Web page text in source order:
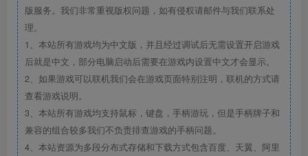
版服务。我们非常重视版权问题，如有侵权请邮件与我们联系处
理。
1、本站所有游戏均为中文版，并且经过调试后无需设置开启游戏
后就是中文，部分电脑启动后需要在游戏内设置中文才会显示。
2、如果游戏可以联机我们会在游戏页面特别注明，联机的方式请
查看游戏说明。
3、本站所有游戏均支持鼠标，键盘，手柄游玩，但是手柄牌子和
兼容的组合较多我们不负责排查游戏的手柄问题。
4、本站资源为多段分布式存储和下载方式包含百度、天翼、阿里